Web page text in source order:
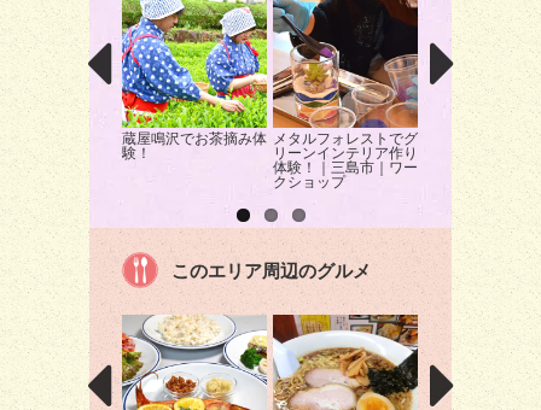
蔵屋鳴沢でお茶摘み体
験！
メタルフォレストでグ
リーンインテリア作り
体験！｜三島市｜ワー
クショップ
頂上制圧！天空
アスレチックを
くす！
このエリア周辺のグルメ